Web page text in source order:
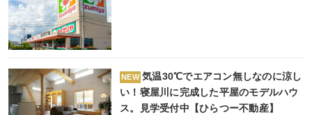
NEW 気温30℃でエアコン無しなのに涼し
い！寝屋川に完成した平屋のモデルハウ
ス。見学受付中【ひらつー不動産】